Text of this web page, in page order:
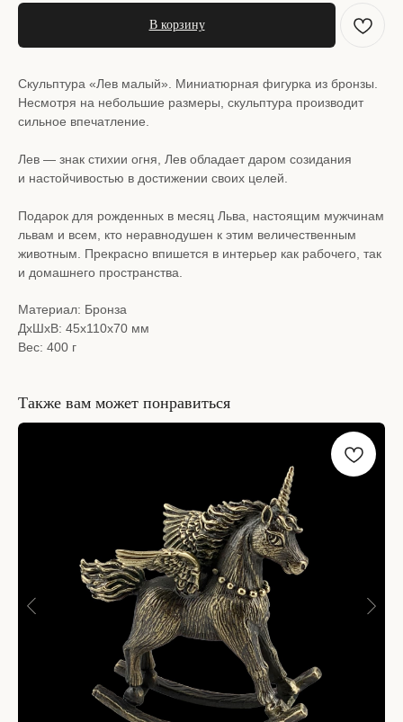
В корзину
Скульптура «Лев малый». Миниатюрная фигурка из бронзы.
Несмотря на небольшие размеры, скульптура производит
сильное впечатление.
Лев — знак стихии огня, Лев обладает даром созидания
и настойчивостью в достижении своих целей.
Подарок для рожденных в месяц Льва, настоящим мужчинам
львам и всем, кто неравнодушен к этим величественным
животным. Прекрасно впишется в интерьер как рабочего, так
и домашнего пространства.
Материал: Бронза
ДxШxВ: 45x110x70 мм
Вес: 400 г
Также вам может понравиться